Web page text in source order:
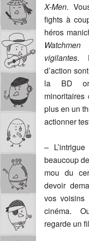
X-Men.
fights à
héros
Watchmen
vigilantes.
d’action
la BD
plus en un
actionner
–
beaucoup
mou du
devoir
vos
cinéma.
regarde un